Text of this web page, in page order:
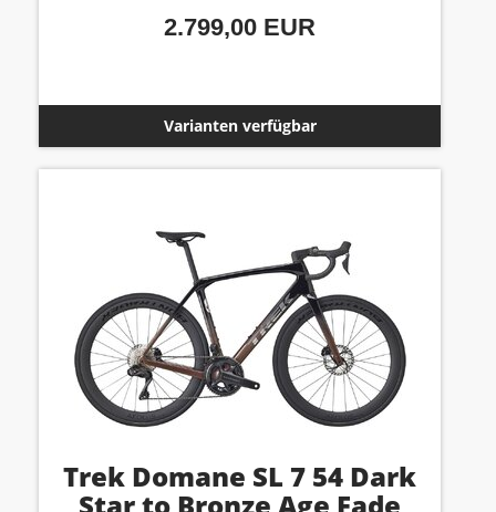
2.799,00 EUR
Varianten verfügbar
Trek Domane SL 7 54 Dark